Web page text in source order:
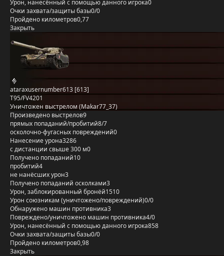
Урон, нанесённый с помощью данного игрока0
Очки захвата/защиты базы0/0
Пройдено километров0,77
Закрыть
ataraxusernumber613 [613]
T95/FV4201
Уничтожен выстрелом (Makar77_37)
Произведено выстрелов9
прямых попаданий/пробитий8/7
осколочно-фугасных повреждений0
Нанесение урона3286
с дистанции свыше 300 м0
Получено попаданий10
пробитий4
не нанёсших урон3
Получено попаданий осколками3
Урон, заблокированный бронёй1510
Урон союзникам (уничтожено/повреждений)0/0
Обнаружено машин противника3
Повреждено/уничтожено машин противника4/0
Урон, нанесённый с помощью данного игрока858
Очки захвата/защиты базы0/0
Пройдено километров0,98
Закрыть